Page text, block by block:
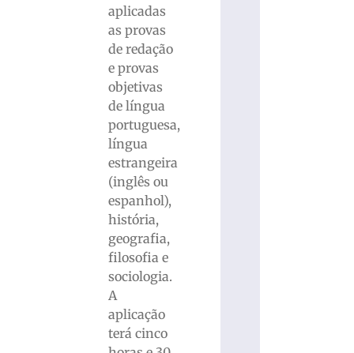
aplicadas
as provas
de redação
e provas
objetivas
de língua
portuguesa,
língua
estrangeira
(inglês ou
espanhol),
história,
geografia,
filosofia e
sociologia.
A
aplicação
terá cinco